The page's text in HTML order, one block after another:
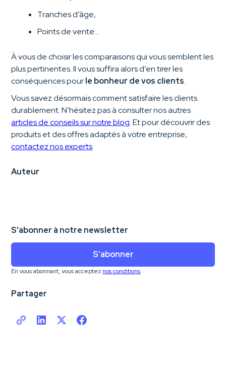
Auteur
S'abonner à notre newsletter
S'abonner
En vous abonnant, vous acceptez nos conditions.
Partager
Tranches d’âge,
Points de vente…
À vous de choisir les comparaisons qui vous semblent les
plus pertinentes. Il vous suffira alors d’en tirer les
conséquences pourle bonheur de vos clients.
Vous savez désormais comment satisfaire les clients
durablement. N’hésitez pas à consulter nos autres
articles de conseils sur notre blog. Et pour découvrir des
produits et des offres adaptés à votre entreprise,
contactez nos experts.